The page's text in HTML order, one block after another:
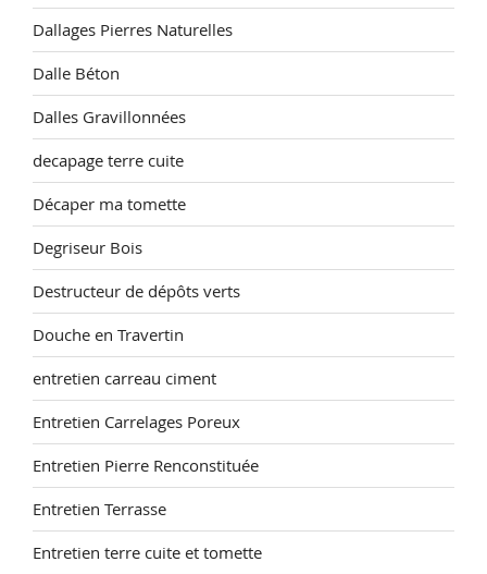
Dallages Pierres Naturelles
Dalle Béton
Dalles Gravillonnées
decapage terre cuite
Décaper ma tomette
Degriseur Bois
Destructeur de dépôts verts
Douche en Travertin
entretien carreau ciment
Entretien Carrelages Poreux
Entretien Pierre Renconstituée
Entretien Terrasse
Entretien terre cuite et tomette